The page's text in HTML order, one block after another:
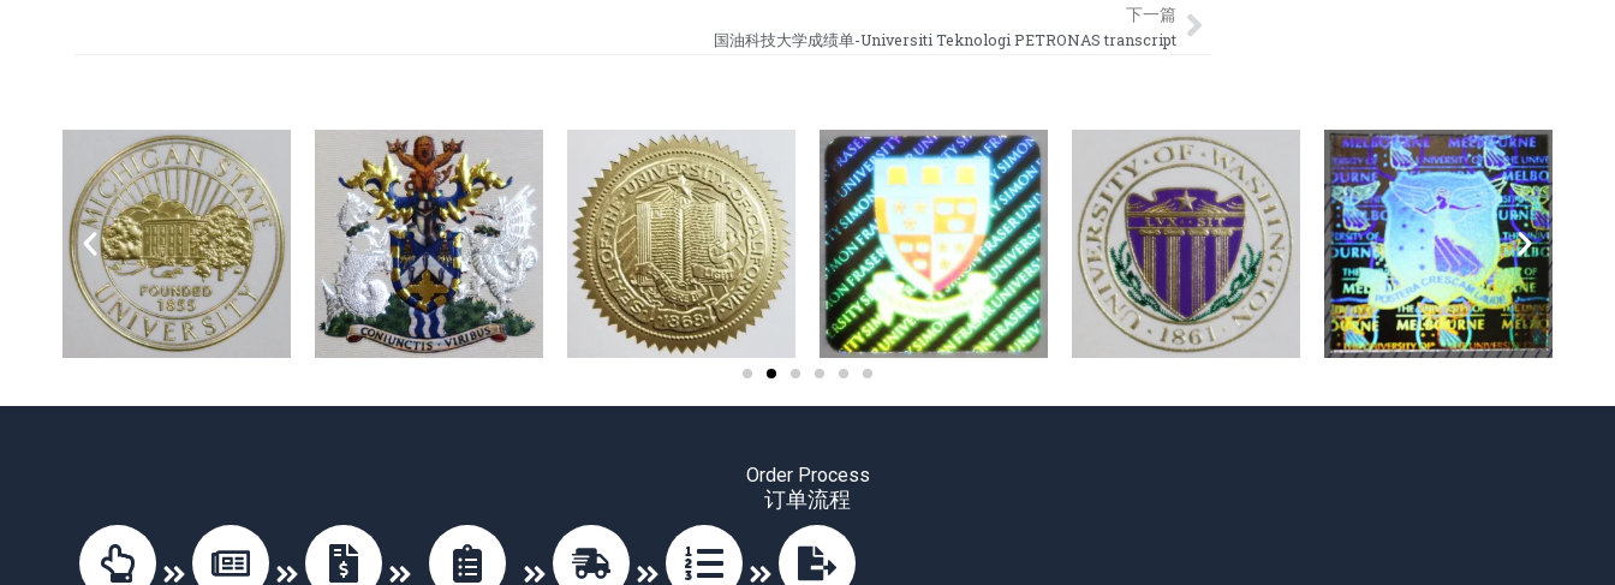
下一篇
国油科技大学成绩单-Universiti Teknologi PETRONAS transcript
Order Process
订单流程